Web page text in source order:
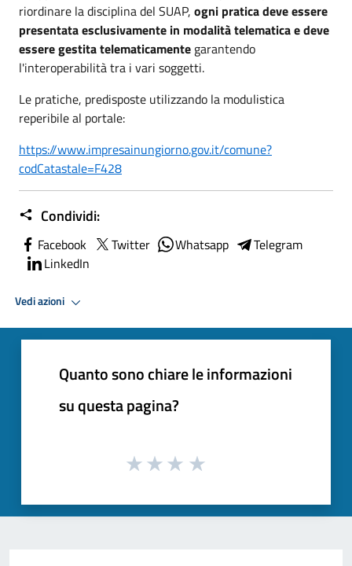
riordinare la disciplina del SUAP, ogni pratica deve essere
presentata esclusivamente in modalità telematica e deve
essere gestita telematicamente garantendo
l'interoperabilità tra i vari soggetti.
Le pratiche, predisposte utilizzando la modulistica
reperibile al portale:
https://www.impresainungiorno.gov.it/comune?
codCatastale=F428
Condividi:
Facebook Twitter Whatsapp
Telegram
LinkedIn
Vedi azioni
Quanto sono chiare le informazioni
su questa pagina?